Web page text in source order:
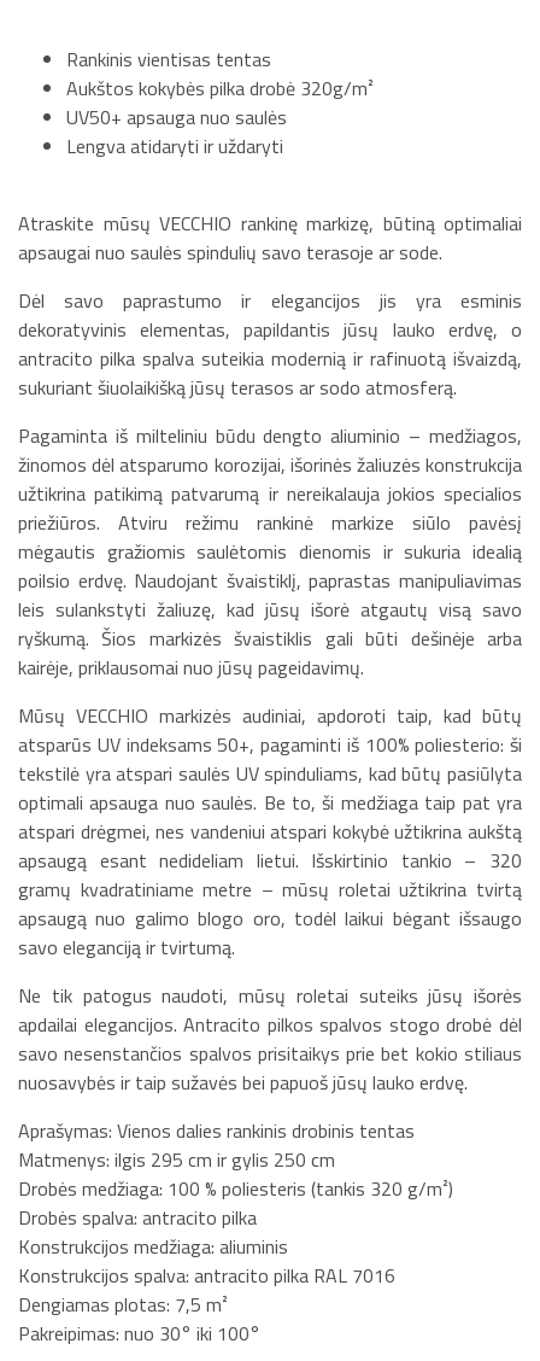
Rankinis vientisas tentas
Aukštos kokybės pilka drobė 320g/m²
UV50+ apsauga nuo saulės
Lengva atidaryti ir uždaryti
Atraskite mūsų VECCHIO rankinę markizę, būtiną optimaliai
apsaugai nuo saulės spindulių savo terasoje ar sode.
Dėl savo paprastumo ir elegancijos jis yra esminis
dekoratyvinis elementas, papildantis jūsų lauko erdvę, o
antracito pilka spalva suteikia modernią ir rafinuotą išvaizdą,
sukuriant šiuolaikišką jūsų terasos ar sodo atmosferą.
Pagaminta iš milteliniu būdu dengto aliuminio – medžiagos,
žinomos dėl atsparumo korozijai, išorinės žaliuzės konstrukcija
užtikrina patikimą patvarumą ir nereikalauja jokios specialios
priežiūros. Atviru režimu rankinė markize siūlo pavėsį
mėgautis gražiomis saulėtomis dienomis ir sukuria idealią
poilsio erdvę. Naudojant švaistiklį, paprastas manipuliavimas
leis sulankstyti žaliuzę, kad jūsų išorė atgautų visą savo
ryškumą. Šios markizės švaistiklis gali būti dešinėje arba
kairėje, priklausomai nuo jūsų pageidavimų.
Mūsų VECCHIO markizės audiniai, apdoroti taip, kad būtų
atsparūs UV indeksams 50+, pagaminti iš 100% poliesterio: ši
tekstilė yra atspari saulės UV spinduliams, kad būtų pasiūlyta
optimali apsauga nuo saulės. Be to, ši medžiaga taip pat yra
atspari drėgmei, nes vandeniui atspari kokybė užtikrina aukštą
apsaugą esant nedideliam lietui. Išskirtinio tankio – 320
gramų kvadratiniame metre – mūsų roletai užtikrina tvirtą
apsaugą nuo galimo blogo oro, todėl laikui bėgant išsaugo
savo eleganciją ir tvirtumą.
Ne tik patogus naudoti, mūsų roletai suteiks jūsų išorės
apdailai elegancijos. Antracito pilkos spalvos stogo drobė dėl
savo nesenstančios spalvos prisitaikys prie bet kokio stiliaus
nuosavybės ir taip sužavės bei papuoš jūsų lauko erdvę.
Aprašymas: Vienos dalies rankinis drobinis tentas
Matmenys: ilgis 295 cm ir gylis 250 cm
Drobės medžiaga: 100 % poliesteris (tankis 320 g/m²)
Drobės spalva: antracito pilka
Konstrukcijos medžiaga: aliuminis
Konstrukcijos spalva: antracito pilka RAL 7016
Dengiamas plotas: 7,5 m²
Pakreipimas: nuo 30° iki 100°